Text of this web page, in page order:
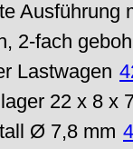
Ausführung
2-fach
Lastwagen
22 x 8 x
Ø 7,8 mm